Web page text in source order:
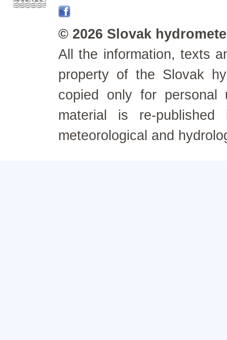
© 2026 Slovak
All the information, texts
property of the Slovak
copied only for personal
material is re-
meteorological and